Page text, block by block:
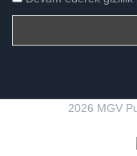
2026 MGV